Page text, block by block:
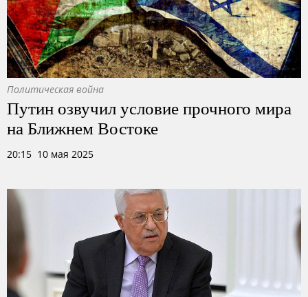
Политическая война
Путин озвучил условие прочного мира
на Ближнем Востоке
20:15 10 мая 2025